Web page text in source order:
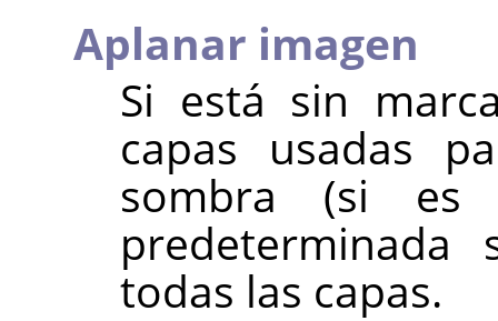
Aplanar imagen
Si está sin
capas usadas
sombra (si es
predeterminada
todas las capas.